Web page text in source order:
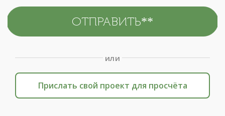
или
Прислать свой проект для просчёта